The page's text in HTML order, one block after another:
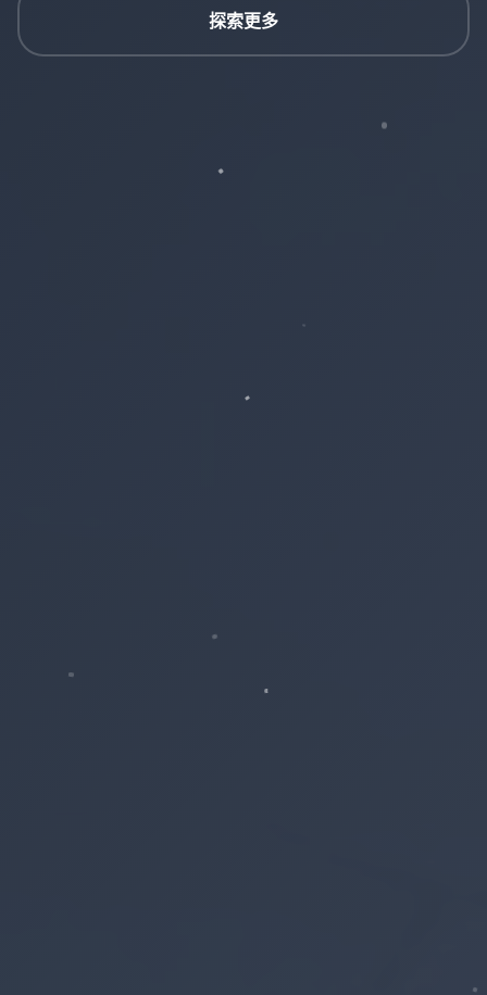
探索更多